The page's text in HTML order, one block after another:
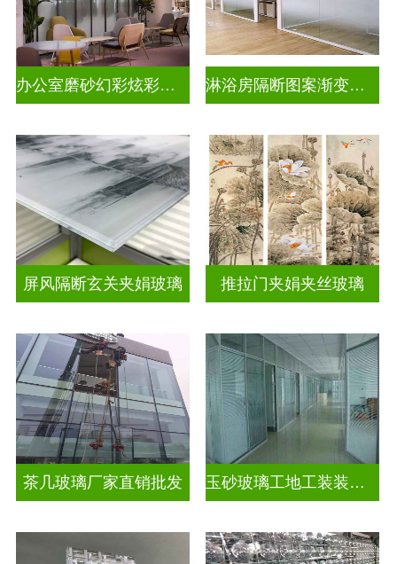
办公室磨砂幻彩炫彩渐变玻璃 淋浴房隔断图案渐变玻璃
屏风隔断玄关夹娟玻璃 推拉门夹娟夹丝玻璃
茶几玻璃厂家直销批发 玉砂玻璃工地工装装饰玻璃